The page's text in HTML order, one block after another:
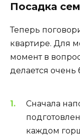
Посадка
Теперь
квартире. Для
момент в
делается очень
Сначала
каждом